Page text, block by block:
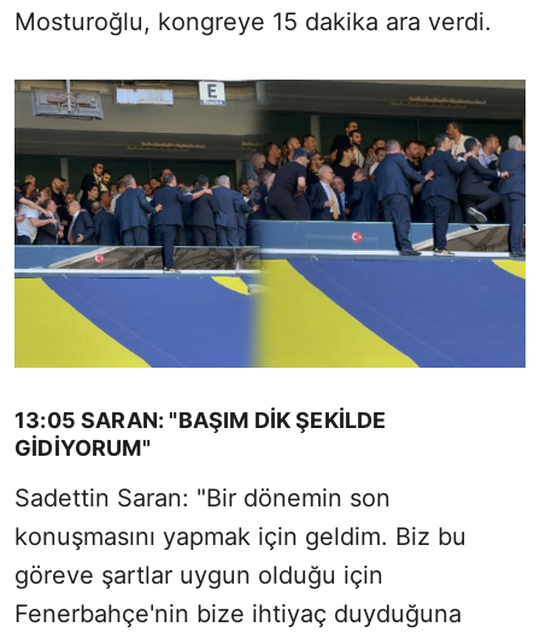
Mosturoğlu, kongreye 15 dakika ara verdi.
13:05 SARAN: "BAŞIM DİK ŞEKİLDE
GİDİYORUM"
Sadettin Saran: "Bir dönemin son
konuşmasını yapmak için geldim. Biz bu
göreve şartlar uygun olduğu için
Fenerbahçe'nin bize ihtiyaç duyduğuna